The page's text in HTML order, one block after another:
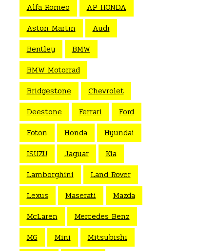
Alfa Romeo
AP HONDA
Aston Martin
Audi
Bentley
BMW
BMW Motorrad
Bridgestone
Chevrolet
Deestone
Ferrari
Ford
Foton
Honda
Hyundai
ISUZU
Jaguar
Kia
Lamborghini
Land Rover
Lexus
Maserati
Mazda
McLaren
Mercedes Benz
MG
Mini
Mitsubishi